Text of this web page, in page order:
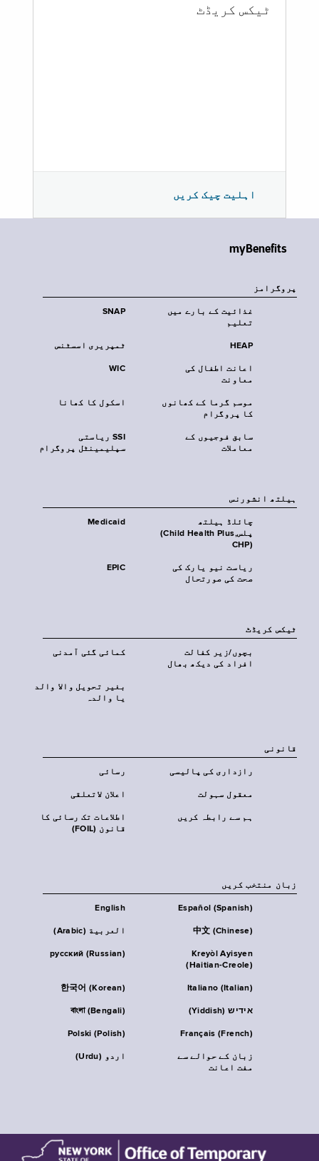
ٹیکس کریڈٹ
اہلیت چیک کریں
myBenefits
پروگرامز
SNAP
غذائیت کے بارے میں
تعلیم
ٹمپریری اسسٹنس HEAP
WIC
اعانت اطفال کی
معاونت
اسکول کا کھانا
موسم گرما کے کھانوں
کا پروگرام
SSI ریاستی
سپلیمینٹل پروگرام
سابق فوجیوں کے
معاملات
‏ہیلتھ انشورنس
Medicaid
چائلڈ ہیلتھ
پلس‎(Child Health Plus,
CHP)‎
EPIC
ریاست نیو یارک کی
صحت کی صورتحال
ٹیکس کریڈٹ
کمائی گئی آمدنی
بچوں/زیر کفالت
افراد کی دیکھ بھال
بغیر تحویل والا والد
یا والدہ
قانونی
رسائی رازداری کی پالیسی
اعلان لاتعلقی معقول سہولت
اطلاعات تک رسائی کا
قانون (FOIL)
ہم سے رابطہ کریں
زبان منتخب کریں
English Español (Spanish)
العربية (Arabic) 中文 (Chinese)
русский (Russian)
Kreyòl Ayisyen
(Haitian-Creole)
한국어 (Korean) Italiano (Italian)
বাংলা (Bengali) אידיש (Yiddish)
Polski (Polish) Français (French)
اردو (Urdu)
زبان کے حوالے سے
مفت اعانت